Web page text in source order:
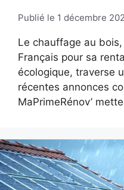
1 décembre
Le chauffage au
Français pour sa
écologique, traverse
récentes annonces
MaPrimeRénov’